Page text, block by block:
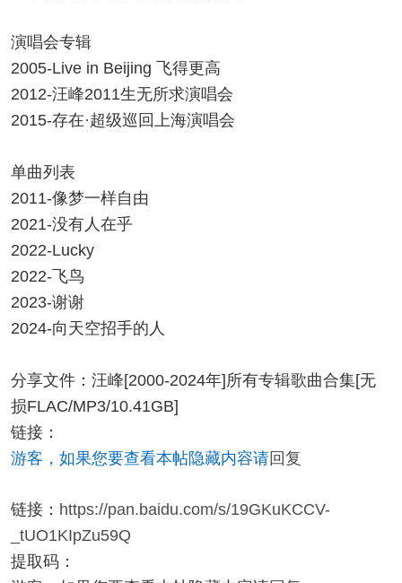
演唱会专辑
2005-Live in Beijing 飞得更高
2012-汪峰2011生无所求演唱会
2015-存在·超级巡回上海演唱会
单曲列表
2011-像梦一样自由
2021-没有人在乎
2022-Lucky
2022-飞鸟
2023-谢谢
2024-向天空招手的人
分享文件：汪峰[2000-2024年]所有专辑歌曲合集[无
损FLAC/MP3/10.41GB]
链接：
游客，如果您要查看本帖隐藏内容请回复
链接： https://pan.baidu.com/s/19GKuKCCV-
_tUO1KIpZu59Q
提取码：